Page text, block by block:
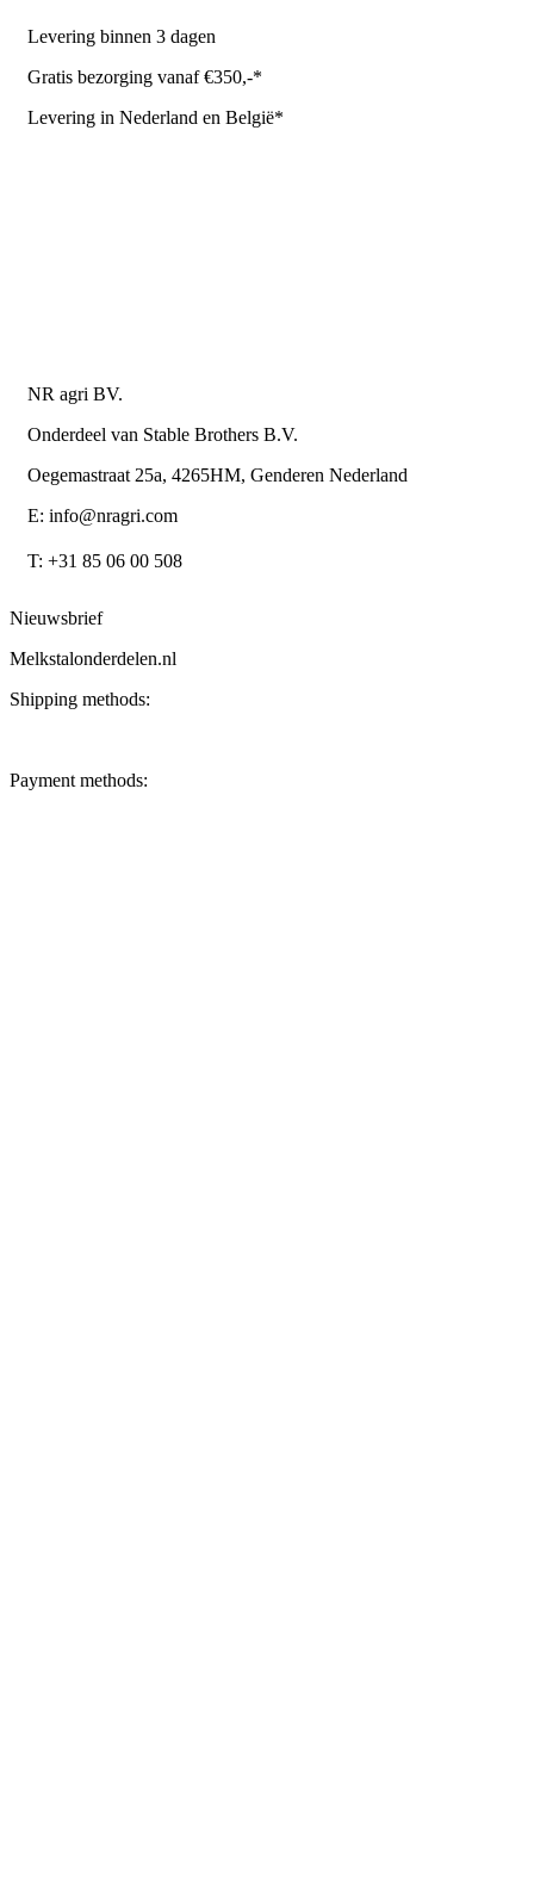
Levering binnen 3 dagen
Gratis bezorging vanaf €350,-*
Levering in Nederland en België*
NR agri BV.
Onderdeel van Stable Brothers B.V.
Oegemastraat 25a, 4265HM, Genderen Nederland
E: info@nragri.com
T: +31 85 06 00 508
Nieuwsbrief
Melkstalonderdelen.nl
Shipping methods:
Payment methods: